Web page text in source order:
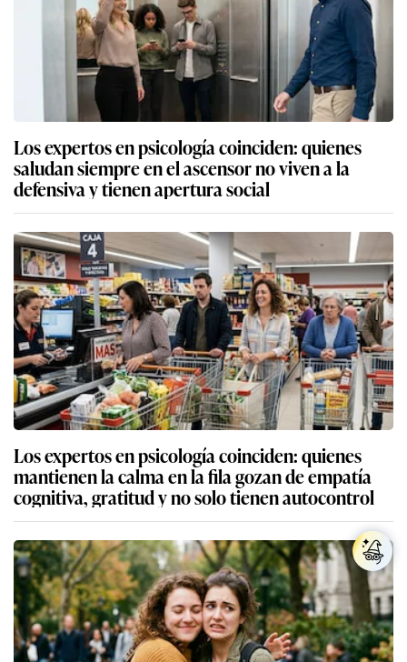
Los expertos en psicología coinciden: quienes
saludan siempre en el ascensor no viven a la
defensiva y tienen apertura social
Los expertos en psicología coinciden: quienes
mantienen la calma en la fila gozan de empatía
cognitiva, gratitud y no solo tienen autocontrol